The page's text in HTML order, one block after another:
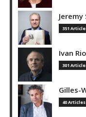
Jeremy
351
Ivan
301
Gilles-
40 Articles